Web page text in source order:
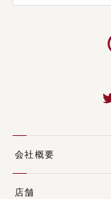
会社概要
店舗